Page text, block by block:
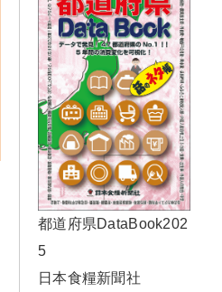
都道府県DataBook202
5
日本食糧新聞社